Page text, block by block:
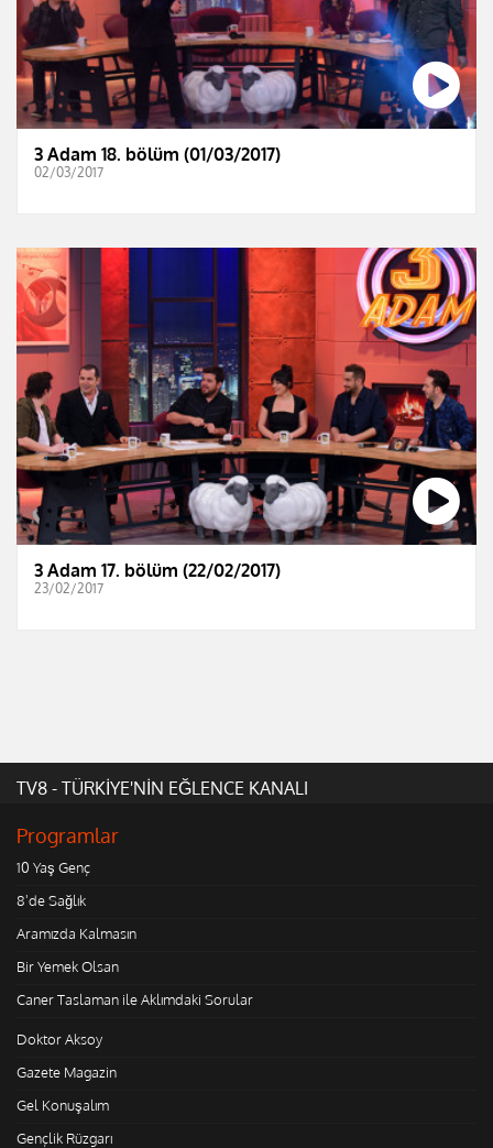
3 Adam 18. bölüm (01/03/2017)
02/03/2017
3 Adam 17. bölüm (22/02/2017)
23/02/2017
TV8 - TÜRKİYE'NİN EĞLENCE KANALI
Programlar
10 Yaş Genç
8'de Sağlık
Aramızda Kalmasın
Bir Yemek Olsan
Caner Taslaman ile Aklımdaki Sorular
Doktor Aksoy
Gazete Magazin
Gel Konuşalım
Gençlik Rüzgarı